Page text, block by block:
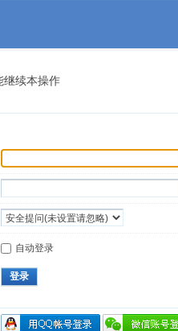
索
大发取钱 短筹码优势 澳门 永利
继续本操作
自动登录
登录